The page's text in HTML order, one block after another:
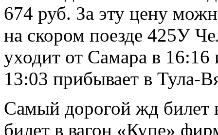
674 руб. За эту цену
на скором поезде 425У
уходит от Самара в 16:16
13:03 прибывает в Тула-
Самый дорогой жд билет
билет в вагон «Купе»